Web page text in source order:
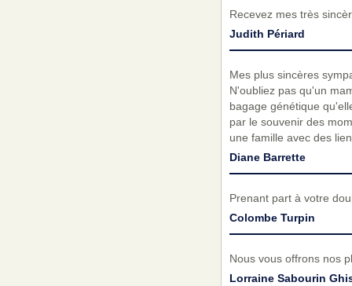
Recevez mes très
Judith Périard
Mes plus sincères
N'oubliez pas qu'un
bagage génétique
par le souvenir des
une famille avec des
Diane Barrette
Prenant part à votre
Colombe Turpin
Nous vous offrons nos
Lorraine Sabourin